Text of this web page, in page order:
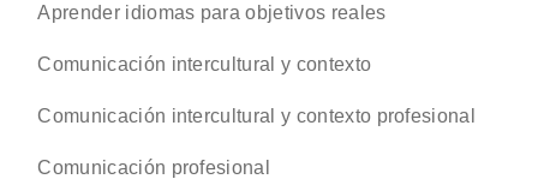
Aprender idiomas para objetivos reales
Comunicación intercultural y contexto
Comunicación intercultural y contexto profesional
Comunicación profesional